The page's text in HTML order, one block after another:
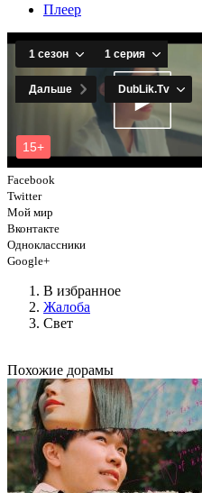
Плеер
Facebook
Twitter
Мой мир
Вконтакте
Одноклассники
Google+
В избранное
Жалоба
Свет
Похожие дорамы